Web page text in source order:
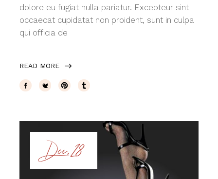
dolore eu fugiat nulla pariatur. Excepteur sint
occaecat cupidatat non proident, sunt in culpa
qui officia de
READ MORE
Dec, 28